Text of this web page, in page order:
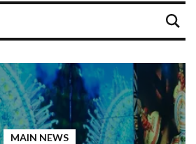
MAIN NEWS